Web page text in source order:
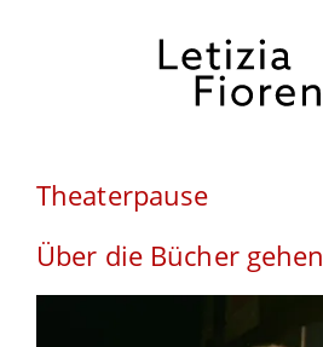
Theaterpause
Über die Bücher gehen